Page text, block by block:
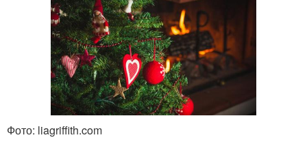
Фото: liagriffith.com